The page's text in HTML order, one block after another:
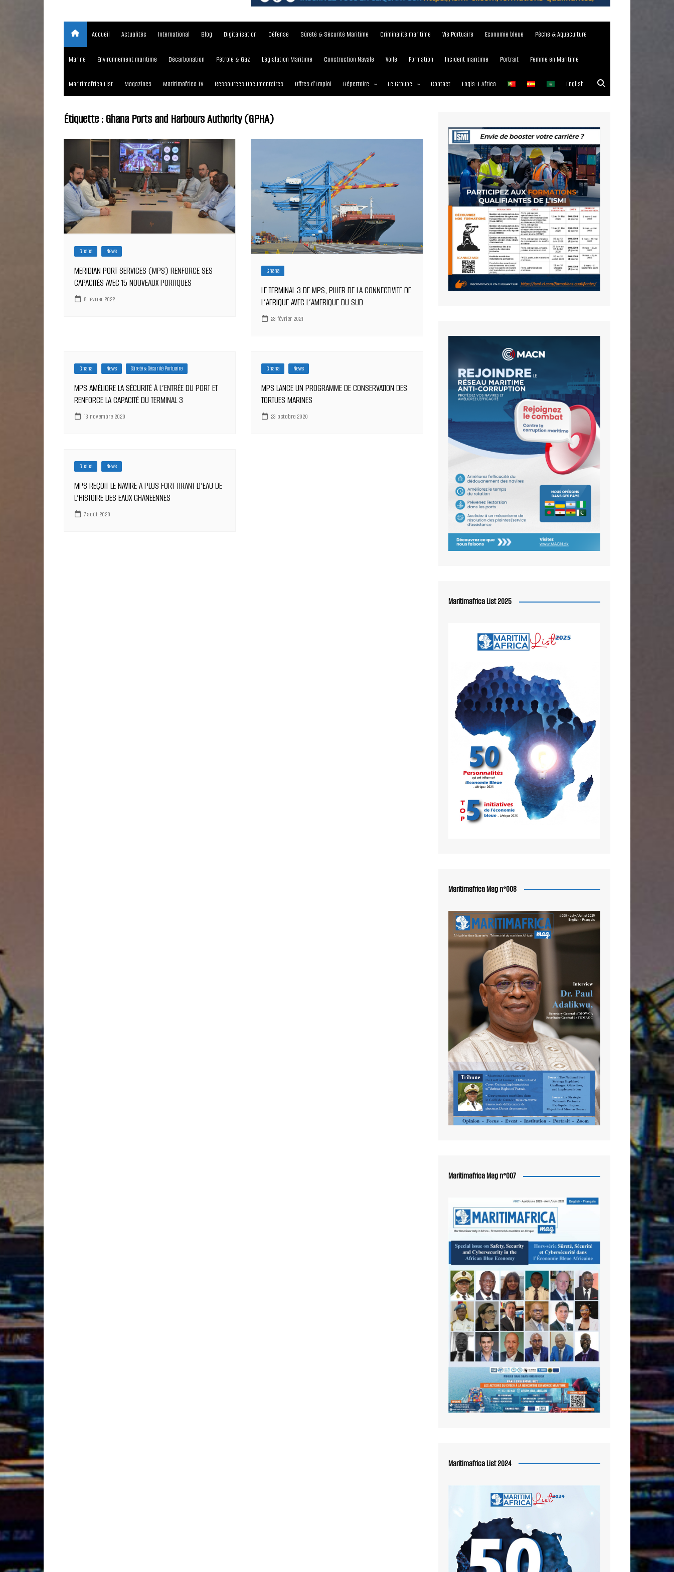
Accueil Actualités International Blog Digitalisation Défense Sûreté & Sécurité Maritime Criminalité maritime Vie Portuaire Economie bleue Pêche & Aquaculture
Marine Environnement maritime Décarbonation Pétrole & Gaz Législation Maritime Construction Navale Voile Formation Incident maritime Portrait Femme en Maritime
Maritimafrica List Magazines Maritimafrica TV Ressources Documentaires Offres d’Emploi Répertoire
Journées
Entreprises maritimes
Le Groupe
Nos Magazines
Media Partner 2019 – 2023
Contact Logis-T Africa English
Étiquette :Ghana Ports and Harbours Authority (GPHA)
Ghana News
MERIDIAN PORT SERVICES (MPS) RENFORCE SES
CAPACITÉS AVEC 15 NOUVEAUX PORTIQUES
8 février 2022
Ghana
LE TERMINAL 3 DE MPS, PILIER DE LA CONNECTIVITE DE
L’AFRIQUE AVEC L’AMERIQUE DU SUD
23 février 2021
Ghana News Sûreté & Sécurité Portuaire
MPS AMÉLIORE LA SÉCURITÉ À L’ENTRÉE DU PORT ET
RENFORCE LA CAPACITÉ DU TERMINAL 3
13 novembre 2020
Ghana News
MPS LANCE UN PROGRAMME DE CONSERVATION DES
TORTUES MARINES
23 octobre 2020
Ghana News
MPS REÇOIT LE NAVIRE A PLUS FORT TIRANT D’EAU DE
L’HISTOIRE DES EAUX GHANEENNES
7 août 2020
Maritimafrica List 2025
Maritimafrica Mag n°008
Maritimafrica Mag n°007
Maritimafrica List 2024